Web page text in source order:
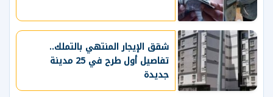
شقق الإيجار المنتهي بالتملك..
تفاصيل أول طرح في 25 مدينة
جديدة